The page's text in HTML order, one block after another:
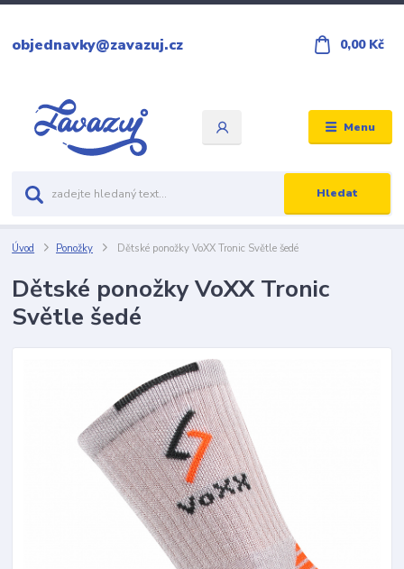
Menu
Hledat
objednavky@zavazuj.cz 0,00 Kč
Úvod Ponožky Dětské ponožky VoXX Tronic Světle šedé
Dětské ponožky VoXX Tronic
Světle šedé